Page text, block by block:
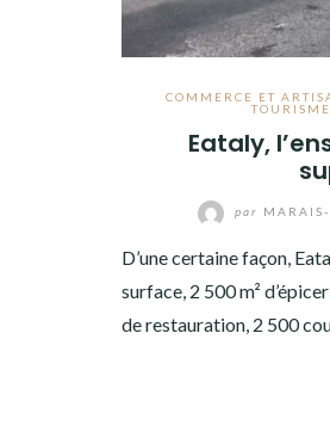
COMMERCE ET
TOURISME
Eataly,
par
D’une certaine façon,
surface, 2 500 m²
de restauration, 2 500